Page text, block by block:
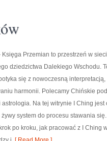
Księga Przemian to przestrzeń w
dziedzictwa Dalekiego Wschodu.
się z nowoczesną
harmonii. Polecamy Chińskie
astrologia. Na tej witrynie I Ching
żywy system do procesu stawania
po kroku, jak pracować z I Ching